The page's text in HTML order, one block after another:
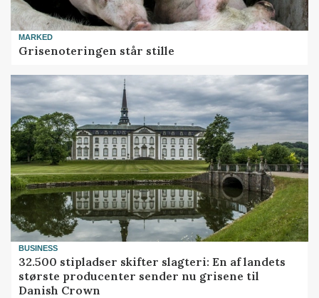
MARKED
Grisenoteringen står stille
BUSINESS
32.500 stipladser skifter slagteri: En af landets
største producenter sender nu grisene til
Danish Crown